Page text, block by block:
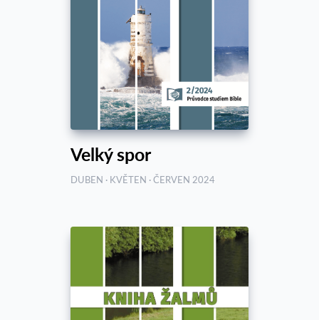
Velký spor
DUBEN · KVĚTEN · ČERVEN 2024